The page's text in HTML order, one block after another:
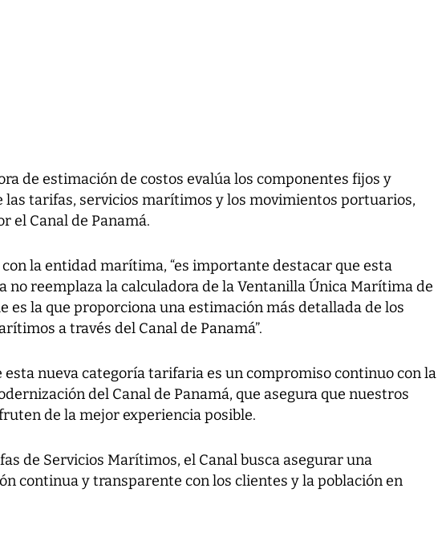
de estimación de costos evalúa los componentes fijos y
las tarifas, servicios marítimos y los movimientos portuarios,
el Canal de Panamá.
la entidad marítima, “es importante destacar que esta
no reemplaza la calculadora de la Ventanilla Única Marítima de
es la que proporciona una estimación más detallada de los
a través del Canal de Panamá”.
esta nueva categoría tarifaria es un compromiso continuo con la
del Canal de Panamá, que asegura que nuestros
de la mejor experiencia posible.
de Servicios Marítimos, el Canal busca asegurar una
continua y transparente con los clientes y la población en